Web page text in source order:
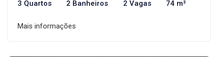
3 Quartos 2 Banheiros 2 Vagas 74 m²
Mais informações